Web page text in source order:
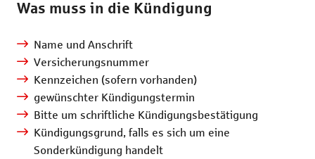
Was muss in die Kündigung
Name und Anschrift
Versicherungsnummer
Kennzeichen (sofern vorhanden)
gewünschter Kündigungstermin
Bitte um schriftliche Kündigungsbestätigung
Kündigungsgrund, falls es sich um eine
Sonderkündigung handelt